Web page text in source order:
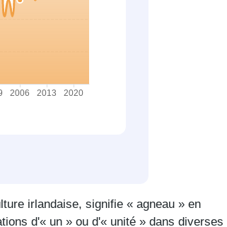
irlandaise, signifie « agneau » en
d'« un » ou d'« unité » dans diverses